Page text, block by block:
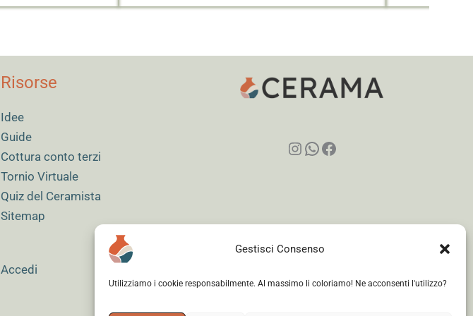
Gestisci Consenso
Utilizziamo i cookie responsabilmente. Al massimo li coloriamo! Ne acconsenti l'utilizzo?
Risorse
Idee
Guide
Cottura conto terzi
Tornio Virtuale
Quiz del Ceramista
Sitemap
Accedi
Instagram
WhatsApp
Facebook